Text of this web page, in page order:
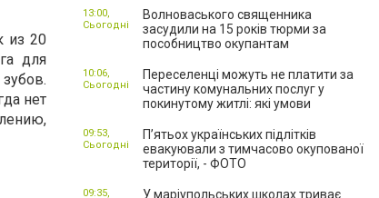
из 20
для
нет
Волноваського священника
засудили на 15 років тюрми за
пособництво окупантам
13:00,
Сьогодні
Переселенці можуть не платити за
частину комунальних послуг у
покинутому житлі: які умови
10:06,
Сьогодні
П’ятьох українських підлітків
евакуювали з тимчасово окупованої
території, - ФОТО
09:53,
Сьогодні
У маріупольських школах триває
09:35,